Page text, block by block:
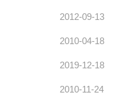
2012-09-13
2010-04-18
2019-12-18
2010-11-24